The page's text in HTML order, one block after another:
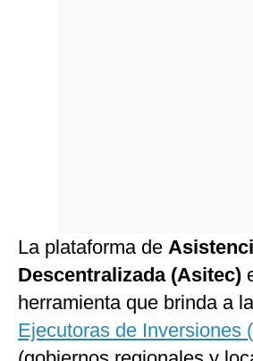
La plataforma de
Descentralizada (Asitec)
herramienta que brinda a
Ejecutoras de Inversiones